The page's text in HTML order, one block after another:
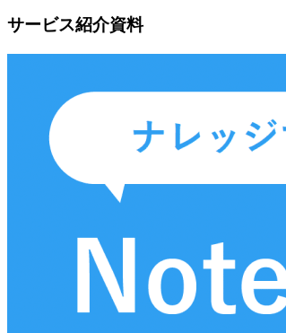
サービス紹介資料